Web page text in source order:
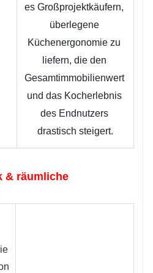
es Großprojektkäufern,
überlegene
Küchenergonomie zu
liefern, die den
Gesamtimmobilienwert
und das Kocherlebnis
des Endnutzers
drastisch steigert.
& räumliche